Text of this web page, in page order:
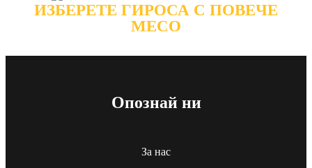
ИЗБЕРЕТЕ ГИРОСА С ПОВЕЧЕ
МЕСО
Опознай ни
За нас